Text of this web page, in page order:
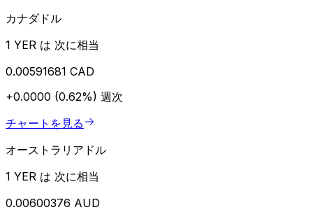
カナダドル
1 YER は 次に相当
0.00591681 CAD
+0.0000 (0.62%) 週次
チャートを見る
オーストラリアドル
1 YER は 次に相当
0.00600376 AUD